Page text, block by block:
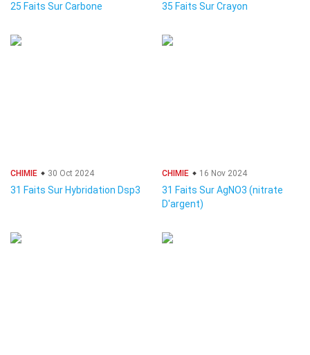
25 Faits Sur Carbone 35 Faits Sur Crayon
CHIMIE 30 Oct 2024
31 Faits Sur Hybridation Dsp3
CHIMIE 16 Nov 2024
31 Faits Sur AgNO3 (nitrate
D'argent)